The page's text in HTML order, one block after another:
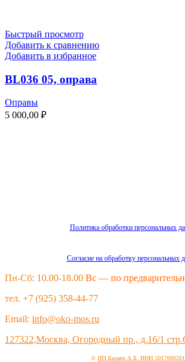
Быстрый просмотр
Добавить к сравнению
Добавить в избранное
BL036 05, оправа
Оправы
5 000,00 ₽
Политика обработки персональных
Согласие на обработку персональных
Пн-Сб: 10.00-18.00 Вс — по
тел. +7 (925) 358-44-77
Email: info@oko-mos.ru
127322,Москва, Огородный пр., д.16/1
© ИП Балаян А.Б. ИНН